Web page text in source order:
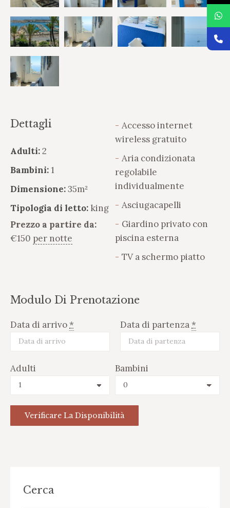
Dettagli
Adulti:2
Bambini:1
Dimensione:35m²
Tipologia di letto: king
Prezzo a partire da:
€150 per notte
Accesso internet
wireless gratuito
Aria condizionata
regolabile
individualmente
Asciugacapelli
Giardino privato con
piscina esterna
TV a schermo piatto
Modulo Di Prenotazione
Data di arrivo * Data di partenza *
Adulti Bambini
Cerca